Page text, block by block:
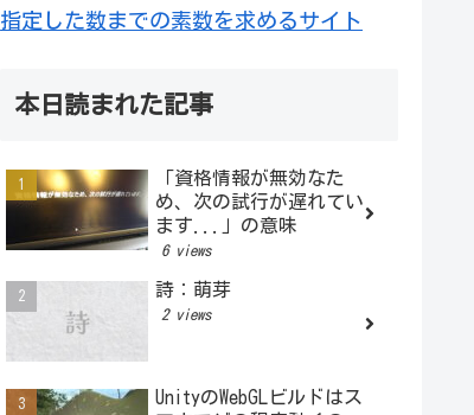
指定した数までの素数を求めるサイト
本日読まれた記事
「資格情報が無効なた
め、次の試行が遅れてい
ます...」の意味
6 views
詩：萌芽
2 views
UnityのWebGLビルドはス